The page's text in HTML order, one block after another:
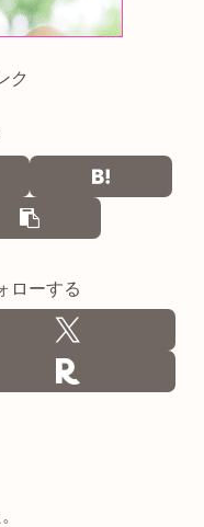
ク
ローする